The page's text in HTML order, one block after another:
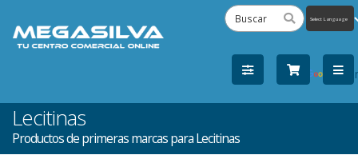
by
Lecitinas
Productos de primeras marcas para Lecitinas